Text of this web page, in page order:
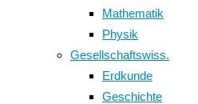
Mathematik
Physik
Gesellschaftswiss.
Erdkunde
Geschichte